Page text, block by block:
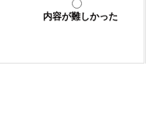
内容が難しかった